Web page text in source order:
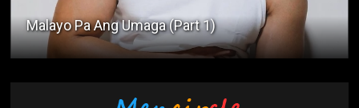
Malayo Pa Ang Umaga (Part 1)